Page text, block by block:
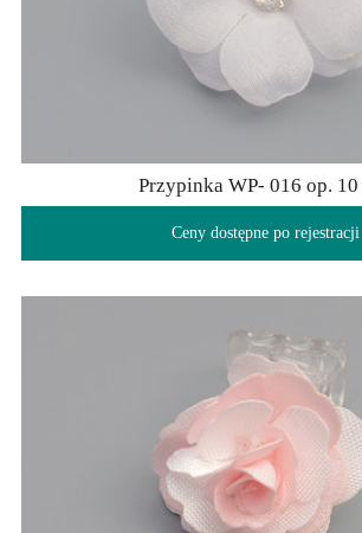
Przypinka WP- 016 op. 10
Ceny dostępne po rejestracji